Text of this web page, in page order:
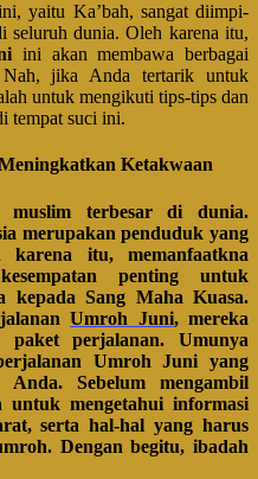
yaitu Ka’bah, sangat diimpi-
seluruh dunia. Oleh karena itu,
ini akan membawa berbagai
jika Anda tertarik untuk
untuk mengikuti tips-tips dan
tempat suci ini.
Ketakwaan
muslim terbesar di dunia.
merupakan penduduk yang
karena itu, memanfaatkna
penting untuk
kepada Sang Maha Kuasa.
Umroh Juni, mereka
paket perjalanan. Umunya
Umroh Juni yang
Sebelum mengambil
untuk mengetahui informasi
serta hal-hal yang harus
Dengan begitu, ibadah